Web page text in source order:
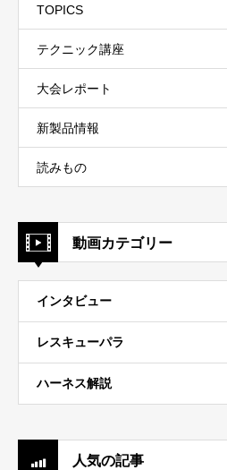
TOPICS
テクニック講座
大会レポート
新製品情報
読みもの
動画カテゴリー
インタビュー
レスキューパラ
ハーネス解説
人気の記事